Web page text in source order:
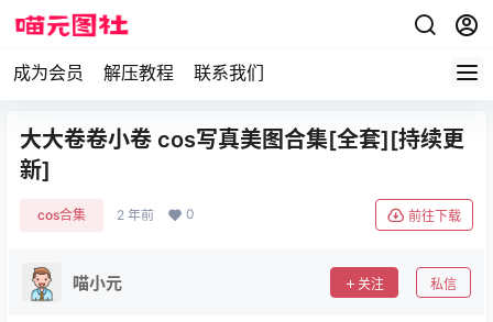
成为会员 解压教程 联系我们
大大卷卷小卷 cos写真美图合集[全套][持续更
新]
cos合集 2 年前 0 前往下载
喵小元 关注 私信